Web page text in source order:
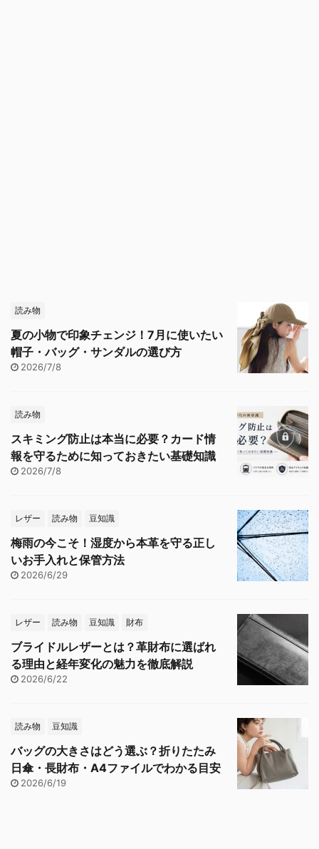
読み物
夏の小物で印象チェンジ！7月に使いたい
帽子・バッグ・サンダルの選び方
2026/7/8
読み物
スキミング防止は本当に必要？カード情
報を守るために知っておきたい基礎知識
2026/7/8
レザー 読み物 豆知識
梅雨の今こそ！湿度から本革を守る正し
いお手入れと保管方法
2026/6/29
レザー 読み物 豆知識 財布
ブライドルレザーとは？革財布に選ばれ
る理由と経年変化の魅力を徹底解説
2026/6/22
読み物 豆知識
バッグの大きさはどう選ぶ？折りたたみ
日傘・長財布・A4ファイルでわかる目安
2026/6/19